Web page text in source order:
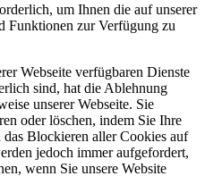
um Ihnen die auf unserer
Funktionen zur Verfügung zu
Webseite verfügbaren Dienste
sind, hat die Ablehnung
unserer Webseite. Sie
oder löschen, indem Sie Ihre
Blockieren aller Cookies auf
jedoch immer aufgefordert,
wenn Sie unsere Website